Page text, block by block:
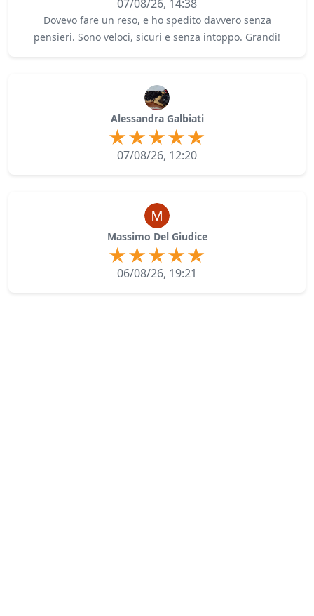
07/08/26, 14:38
Dovevo fare un reso, e ho spedito davvero senza
pensieri. Sono veloci, sicuri e senza intoppo. Grandi!
Alessandra Galbiati
07/08/26, 12:20
Massimo Del Giudice
06/08/26, 19:21